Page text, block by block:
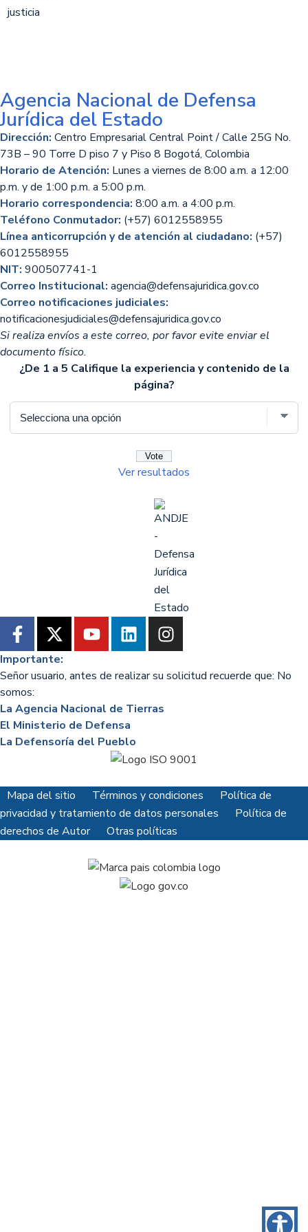
Agencia Nacional de Defensa
Jurídica del Estado
Dirección: Centro Empresarial Central Point / Calle 25G No.
73B – 90 Torre D piso 7 y Piso 8 Bogotá, Colombia
Horario de Atención: Lunes a viernes de 8:00 a.m. a 12:00
p.m. y de 1:00 p.m. a 5:00 p.m.
Horario correspondencia: 8:00 a.m. a 4:00 p.m.
Teléfono Conmutador: (+57) 6012558955
Línea anticorrupción y de atención al ciudadano: (+57)
6012558955
NIT: 900507741-1
Correo Institucional: agencia@defensajuridica.gov.co
Correo notificaciones judiciales:
notificacionesjudiciales@defensajuridica.gov.co
Si realiza envíos a este correo, por favor evite enviar el
documento físico.
¿De 1 a 5 Califique la experiencia y contenido de la
página?
Ver resultados
Importante:
Señor usuario, antes de realizar su solicitud recuerde que: No
somos:
La Agencia Nacional de Tierras
El Ministerio de Defensa
La Defensoría del Pueblo
Mapa del sitio Términos y condiciones
Política de
privacidad y tratamiento de datos personales
Política de
derechos de Autor
Otras políticas